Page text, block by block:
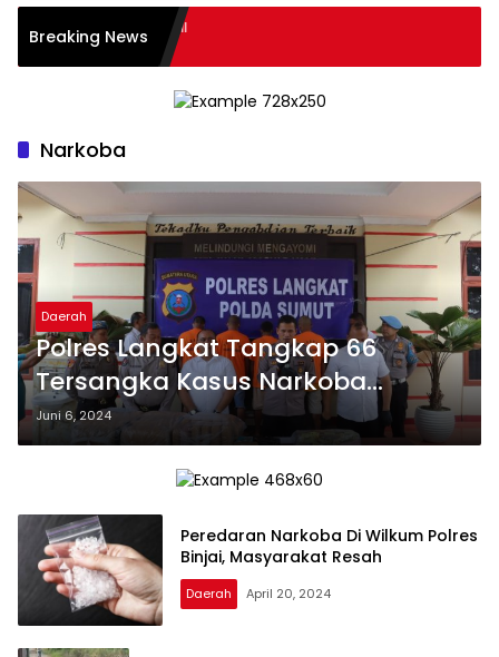
Breaking News
BWS Sumatera II
2024
Narkoba
Daerah
Polres Langkat Tangkap 66
Tersangka Kasus Narkoba
Selama Mei 2024
Juni 6, 2024
Peredaran Narkoba Di Wilkum Polres
Binjai, Masyarakat Resah
Daerah April 20, 2024